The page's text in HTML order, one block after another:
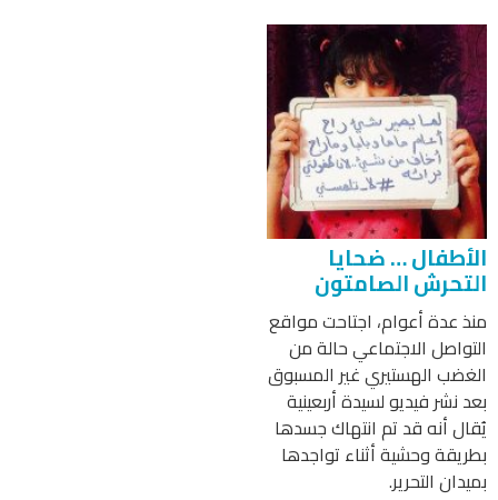
الأطفال … ضحايا
التحرش الصامتون
منذ عدة أعوام، اجتاحت مواقع
التواصل الاجتماعي حالة من
الغضب الهستيري غير المسبوق
بعد نشر فيديو لسيدة أربعينية
يُقال أنه قد تم انتهاك جسدها
بطريقة وحشية أثناء تواجدها
بميدان التحرير.